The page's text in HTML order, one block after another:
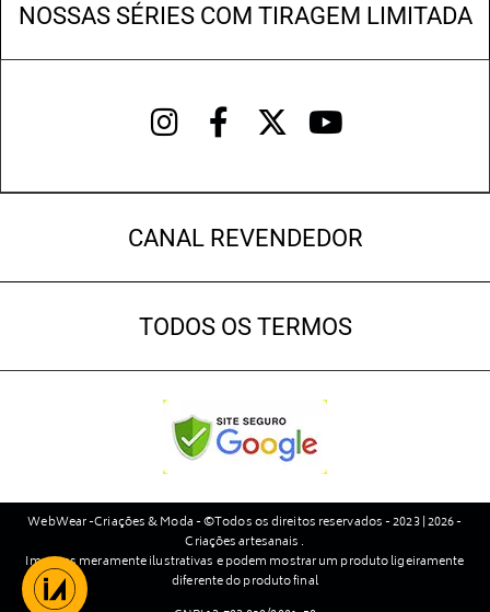
NOSSAS SÉRIES COM TIRAGEM LIMITADA
CANAL REVENDEDOR
TODOS OS TERMOS
WebWear -Criações & Moda - ©Todos os direitos reservados - 2023 | 2026 -
Criações artesanais .
Imagens meramente ilustrativas e podem mostrar um produto ligeiramente
diferente do produto final